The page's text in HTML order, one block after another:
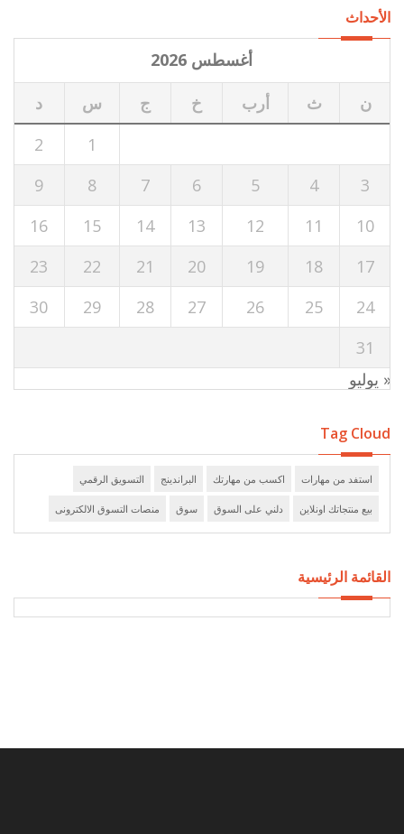
الأحداث
أغسطس 2026
ن
ث أرب خ ج س
د
1
2
3
4
5
6
7
8
9
10
11
12
13
14
15
16
17
18
19
20
21
22
23
24
25
26
27
28
29
30
31
« يوليو
Tag Cloud
استفد من مهارات اكسب من مهارتك البراندينج التسويق الرقمي
بيع منتجاتك اونلاين دلني على السوق سوق منصات التسوق الالكترونى
القائمة الرئيسية